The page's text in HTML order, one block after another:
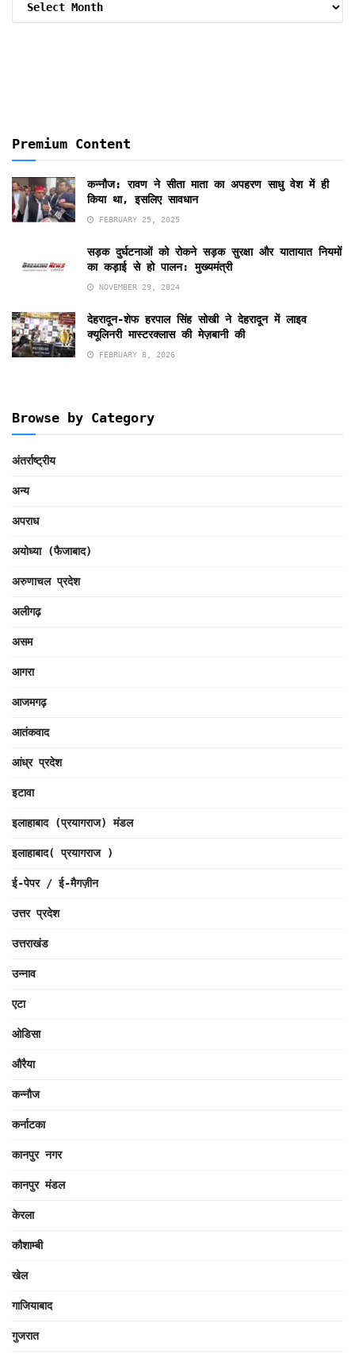
Premium Content
कन्नौज: रावण ने सीता माता का अपहरण साधु वेश में ही
किया था, इसलिए सावधान
FEBRUARY 25, 2025
सड़क दुर्घटनाओं को रोकने सड़क सुरक्षा और यातायात नियमों
का कड़ाई से हो पालन: मुख्यमंत्री
NOVEMBER 29, 2024
देहरादून-शेफ हरपाल सिंह सोखी ने देहरादून में लाइव
क्यूलिनरी मास्टरक्लास की मेज़बानी की
FEBRUARY 8, 2026
Browse by Category
अंतर्राष्ट्रीय
अन्य
अपराध
अयोध्या (फैजाबाद)
अरुणाचल प्रदेश
अलीगढ़
असम
आगरा
आजमगढ़
आतंकवाद
आंध्र प्रदेश
इटावा
इलाहाबाद (प्रयागराज) मंडल
इलाहाबाद( प्रयागराज )
ई-पेपर / ई-मैगज़ीन
उत्तर प्रदेश
उत्तराखंड
उन्नाव
एटा
ओडिसा
औरैया
कन्नौज
कर्नाटका
कानपुर नगर
कानपुर मंडल
केरला
कौशाम्बी
खेल
गाजियाबाद
गुजरात